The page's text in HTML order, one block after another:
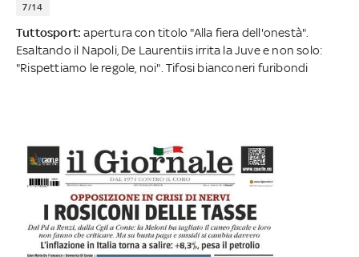
7/14
Tuttosport: apertura con titolo "Alla fiera dell'onestà".
Esaltando il Napoli, De Laurentiis irrita la Juve e non solo:
"Rispettiamo le regole, noi". Tifosi bianconeri furibondi